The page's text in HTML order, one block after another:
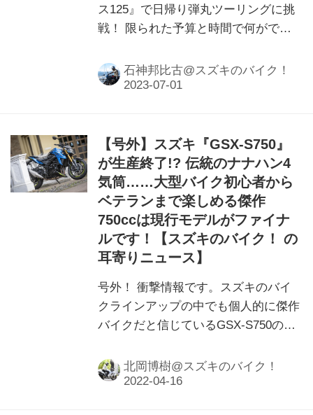
ス125』で日帰り弾丸ツーリングに挑
戦！ 限られた予算と時間で何ができ
ーリングはどこまで楽しめる⁉
石神邦比古@スズキのバイク！
【号外】スズキ『GSX-S750』
が生産終了!? 伝統のナナハン4
気筒……大型バイク初心者から
ベテランまで楽しめる傑作
750ccは現行モデルがファイナ
ルです！【スズキのバイク！ の
耳寄りニュース】
号外！ 衝撃情報です。スズキのバイ
クラインアップの中でも個人的に傑作
バイクだと信じているGSX-S750の生
北岡博樹@スズキのバイク！